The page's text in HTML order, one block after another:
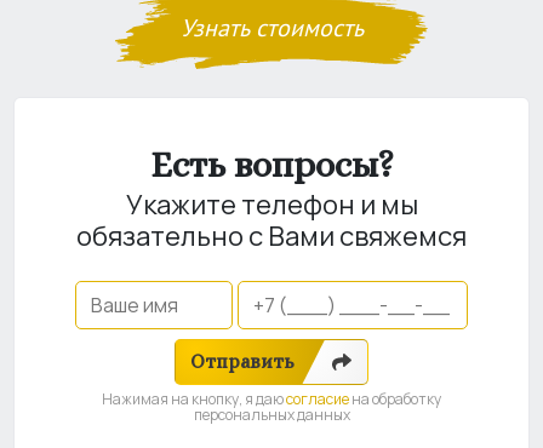
Узнать стоимость
Есть вопросы?
Укажите телефон и мы
обязательно с Вами свяжемся
Отправить
Нажимая на кнопку, я даюсогласиена обработку
персональных данных